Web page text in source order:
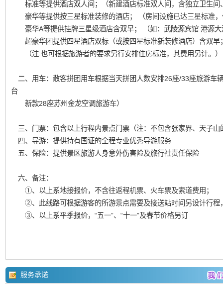
标准等提供酒店双人间；（新建酒店标准双人间，含独立卫生间
豪华等提供按三星标准装修的酒店； （房间设施已达三星标准，
豪华A等提供挂牌三星级酒店含双早； （如：武陵源宾馆 港源大
超豪华团提供四星酒店双标（或按四星标准新装修酒店）含双早
（注:也可根据旅游者的要求另行安排住房标准，其费用另计。）
二、用车：散客拼团用车根据当天拼团人数安排26座/33座旅游车
台
新款28座苏州金龙空调旅游车）
三、门票：包含以上行程内景点门票（注：不包含张家界、天子山
四、导游：提供持有国证的全程专业优秀导游服务
五、保险：提供景区旅游人身意外伤害险及旅行社责任保险
六、备注：
①、以上系地接报价，不含往返程机票、火车票及索道费用；
②、此线路可根据游客的所游景点需要及接送站时间另设计行程
③、以上系平季报价，“五一”、“十一”及春节价格另订
服务承诺